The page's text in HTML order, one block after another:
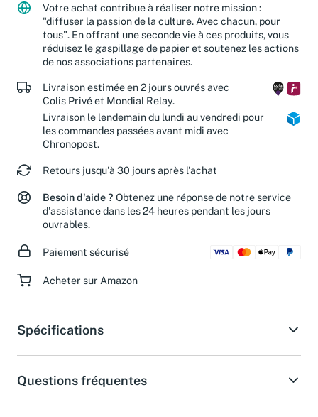
Votre achat contribue à réaliser notre mission :
"diffuser la passion de la culture. Avec chacun, pour
tous". En offrant une seconde vie à ces produits, vous
réduisez le gaspillage de papier et soutenez les actions
de nos associations partenaires.
Livraison estimée en 2 jours ouvrés avec
Colis Privé et Mondial Relay.
Livraison le lendemain du lundi au vendredi pour
les commandes passées avant midi avec
Chronopost.
Retours jusqu'à 30 jours après l'achat
Besoin d'aide ? Obtenez une réponse de notre service
d'assistance dans les 24 heures pendant les jours
ouvrables.
Paiement sécurisé
Acheter sur Amazon
Spécifications
Questions fréquentes